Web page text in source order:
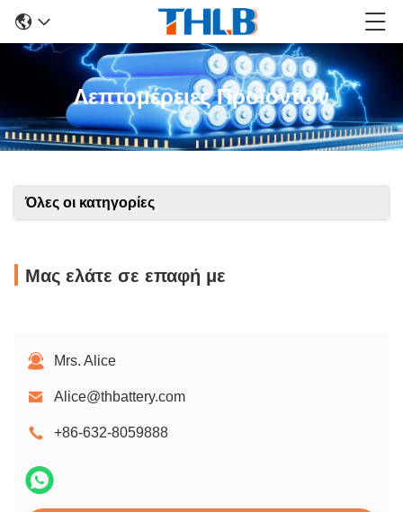
Λεπτομέρειες Προϊόντων
Όλες οι κατηγορίες
Μας ελάτε σε επαφή με
Mrs. Alice
Alice@thbattery.com
+86-632-8059888